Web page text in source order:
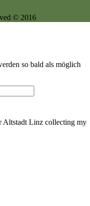
© 2016
so bald als möglich
Altstadt Linz collecting my